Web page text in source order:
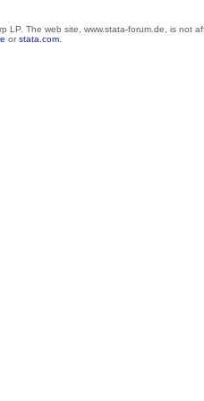
The web site, www.stata-forum.de, is not
orstata.com